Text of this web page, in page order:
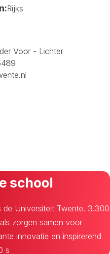
Rijks
Voor - Lichter
school
Universiteit Twente. 3.300
zorgen samen voor
innovatie en inspirerend
s